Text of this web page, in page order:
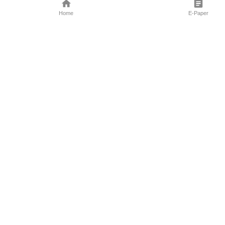
Home E-Paper